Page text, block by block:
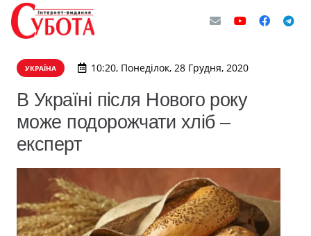
УКРАЇНА 10:20, Понеділок, 28 Грудня, 2020
В Україні після Нового року
може подорожчати хліб –
експерт